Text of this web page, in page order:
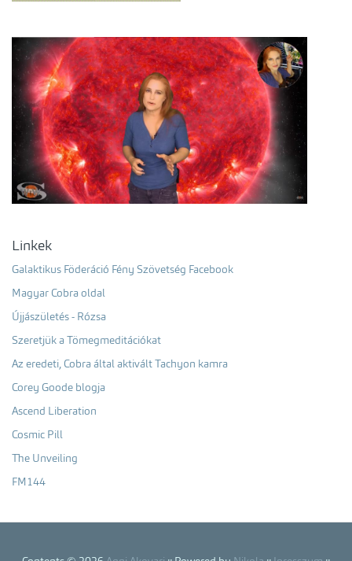
Linkek
Galaktikus Föderáció Fény Szövetség Facebook
Magyar Cobra oldal
Újjászületés - Rózsa
Szeretjük a Tömegmeditációkat
Az eredeti, Cobra által aktivált Tachyon kamra
Corey Goode blogja
Ascend Liberation
Cosmic Pill
The Unveiling
FM144